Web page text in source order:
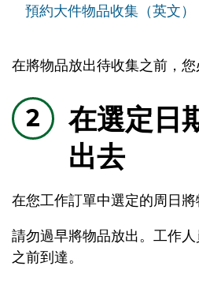
預約大件物品收集（英文）
在將物品放出待收集之前，您
在選定日
出去
在您工作訂單中選定的周日將
請勿過早將物品放出。工作
之前到達。